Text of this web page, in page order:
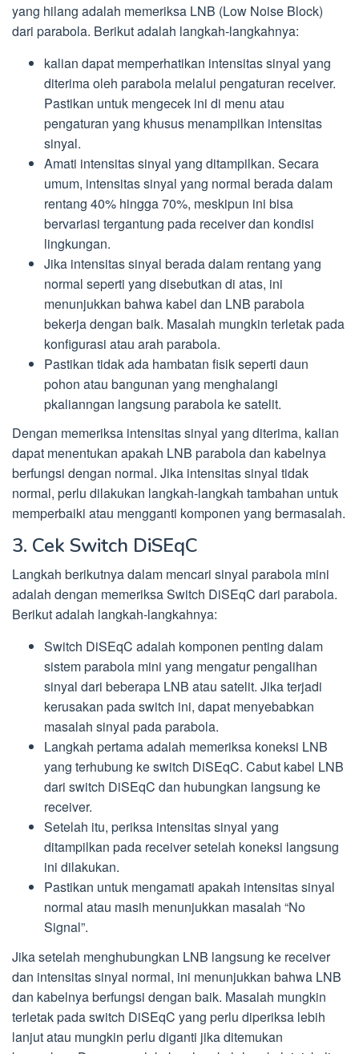
yang hilang adalah memeriksa LNB (Low Noise Block)
dari parabola. Berikut adalah langkah-langkahnya:
kalian dapat memperhatikan intensitas sinyal yang
diterima oleh parabola melalui pengaturan receiver.
Pastikan untuk mengecek ini di menu atau
pengaturan yang khusus menampilkan intensitas
sinyal.
Amati intensitas sinyal yang ditampilkan. Secara
umum, intensitas sinyal yang normal berada dalam
rentang 40% hingga 70%, meskipun ini bisa
bervariasi tergantung pada receiver dan kondisi
lingkungan.
Jika intensitas sinyal berada dalam rentang yang
normal seperti yang disebutkan di atas, ini
menunjukkan bahwa kabel dan LNB parabola
bekerja dengan baik. Masalah mungkin terletak pada
konfigurasi atau arah parabola.
Pastikan tidak ada hambatan fisik seperti daun
pohon atau bangunan yang menghalangi
pkalianngan langsung parabola ke satelit.
Dengan memeriksa intensitas sinyal yang diterima, kalian
dapat menentukan apakah LNB parabola dan kabelnya
berfungsi dengan normal. Jika intensitas sinyal tidak
normal, perlu dilakukan langkah-langkah tambahan untuk
memperbaiki atau mengganti komponen yang bermasalah.
3. Cek Switch DiSEqC
Langkah berikutnya dalam mencari sinyal parabola mini
adalah dengan memeriksa Switch DiSEqC dari parabola.
Berikut adalah langkah-langkahnya:
Switch DiSEqC adalah komponen penting dalam
sistem parabola mini yang mengatur pengalihan
sinyal dari beberapa LNB atau satelit. Jika terjadi
kerusakan pada switch ini, dapat menyebabkan
masalah sinyal pada parabola.
Langkah pertama adalah memeriksa koneksi LNB
yang terhubung ke switch DiSEqC. Cabut kabel LNB
dari switch DiSEqC dan hubungkan langsung ke
receiver.
Setelah itu, periksa intensitas sinyal yang
ditampilkan pada receiver setelah koneksi langsung
ini dilakukan.
Pastikan untuk mengamati apakah intensitas sinyal
normal atau masih menunjukkan masalah “No
Signal”.
Jika setelah menghubungkan LNB langsung ke receiver
dan intensitas sinyal normal, ini menunjukkan bahwa LNB
dan kabelnya berfungsi dengan baik. Masalah mungkin
terletak pada switch DiSEqC yang perlu diperiksa lebih
lanjut atau mungkin perlu diganti jika ditemukan